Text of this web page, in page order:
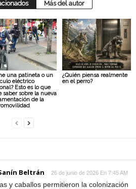
Más del autor
una patineta o un
eléctrico
Esto es lo que
saber sobre la nueva
de la
¿Quién piensa realmente
en el perro?
Beltrán 26 de junio de 2026 En 7:45 AM
y caballos permitieron la colonización